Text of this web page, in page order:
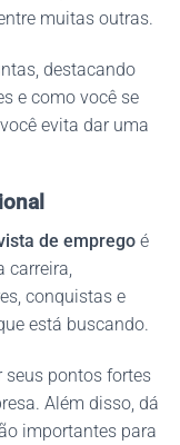
muitas outras.
destacando
e como você se
evita dar uma
de emprego é
carreira,
conquistas e
está buscando.
seus pontos fortes
Além disso, dá
importantes para